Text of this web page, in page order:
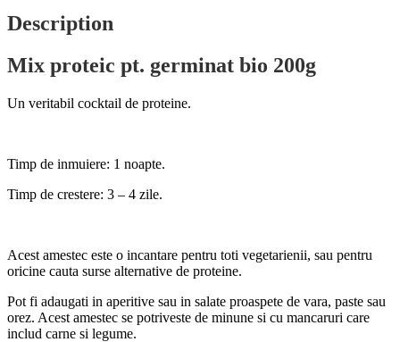
Description
Mix proteic pt. germinat bio 200g
Un veritabil cocktail de proteine.
Timp de inmuiere: 1 noapte.
Timp de crestere: 3 – 4 zile.
Acest amestec este o incantare pentru toti vegetarienii, sau pentru
oricine cauta surse alternative de proteine.
Pot fi adaugati in aperitive sau in salate proaspete de vara, paste sau
orez. Acest amestec se potriveste de minune si cu mancaruri care
includ carne si legume.